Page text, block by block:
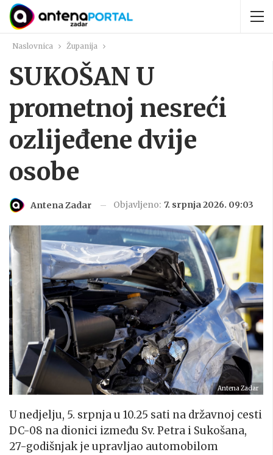
Naslovnica Županija
SUKOŠAN U
prometnoj nesreći
ozlijeđene dvije
osobe
Antena Zadar Objavljeno: 7. srpnja 2026. 09:03
Antena Zadar
U nedjelju, 5. srpnja u 10.25 sati na državnoj cesti
DC-08 na dionici između Sv. Petra i Sukošana,
27-godišnjak je upravljao automobilom